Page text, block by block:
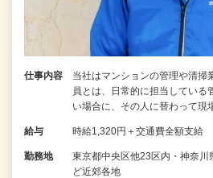
仕事内容
当社はマンションの管理や清掃
員とは、日常的に担当している
い場合に、その人に替わって
給与 時給1,320円＋交通費全額支給
勤務地
東京都中央区他23区内・神奈川
ど近郊各地